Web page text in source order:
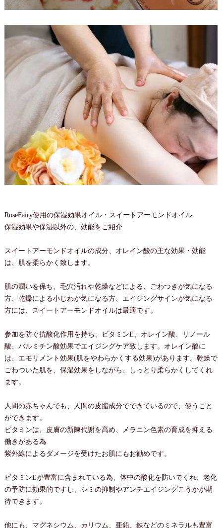
RoseFairy使用の保湿効果オイル・スイートアーモンドオイル
保湿効果や保湿以外の、効能をご紹介
スイートアーモンドオイルの成分、オレイン酸の主な効果・効能
は、肌を柔らかく致します。
肌の潤いを保ち、毛穴汚れや乾燥などによる、ごわつきが気になる
方、乾燥による小じわが気になる方、エイジングサインが気になる
方には、スイートアーモンドオイルは最適です。
参加を防ぐ抗酸化作用を持ち、ビタミンE、オレイン酸、リノール
酸、バルミチン酸効果でエイジングケア致します。オレイン酸に
は、エモリメント効果(肌をやわらかくする効果)があります。乾燥で
ごわついた肌を、保湿効果をしながら、しっとり柔らかくしてくれ
ます。
人間の赤ちゃんでも、人間の皮脂成分でできているので、使うこと
ができます。
ビタミンは、皮膚の新陳代謝を高め、メラニン色素の育成を抑える
働きがある為
紫外線によるダメージを受けたお肌にもお勧めです。
ビタミンEが豊富に含まれている為、体中の酸化を防いでくれ、老化
の予防に効果的ですし、シミの抑制やアンチエイジングこうかが期
待できます。
他にも、マグネシウム、カリウム、亜鉛、鉄などのミネラルも豊富